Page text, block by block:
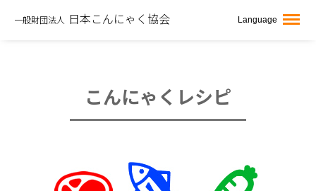
一般財団法人 日本こんにゃく協会
こんにゃくレシピ
Language